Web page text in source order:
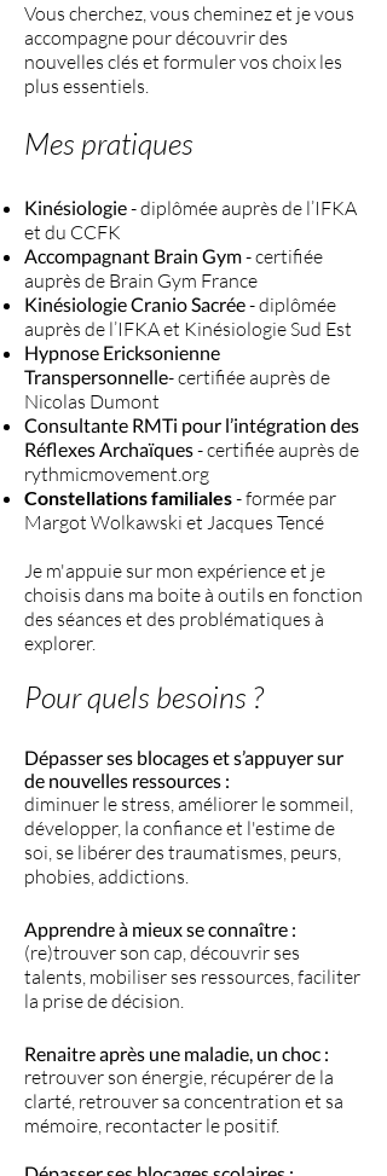
Vous cherchez, vous cheminez et je vous
accompagne pour découvrir des
nouvelles clés et formuler vos choix les
plus essentiels.​
Mes pratiques
Kinésiologie- diplômée auprès de l’IFKA
et du CCFK
Accompagnant Brain Gym- certifiée
auprès de Brain Gym France
Kinésiologie Cranio Sacrée- diplômée
auprès de l’IFKA et Kinésiologie Sud Est
Hypnose Ericksonienne
Transpersonnelle- certifiée auprès de
Nicolas Dumont
Consultante RMTi pour l’intégration des
Réflexes Archaïques- certifiée auprès de
rythmicmovement.org
Constellations familiales- formée par
Margot Wolkawski et Jacques Tencé
Je m'appuie sur mon expérience et je
choisis dans ma boite à outils en fonction
des séances et des problématiques à
explorer.​​
Pour quels besoins ?
Dépasser ses blocages et s’appuyer sur
de nouvelles ressources :
diminuer le stress, améliorer le sommeil,
développer, la confiance et l'estime de
soi, se libérer des traumatismes, peurs,
phobies, addictions.
Apprendre à mieux se connaître :
(re)trouver son cap, découvrir ses
talents, mobiliser ses ressources, faciliter
la prise de décision.
Renaitre après une maladie, un choc :
retrouver son énergie, récupérer de la
clarté, retrouver sa concentration et sa
mémoire, recontacter le positif.